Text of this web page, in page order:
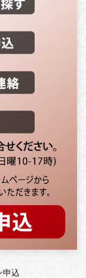
申込